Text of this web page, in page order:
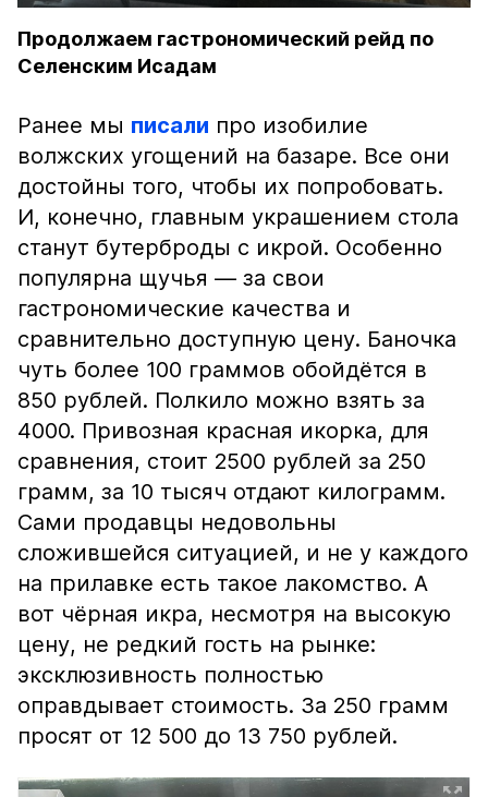
Продолжаем гастрономический рейд по
Селенским Исадам
Ранее мы писали про изобилие
волжских угощений на базаре. Все они
достойны того, чтобы их попробовать.
И, конечно, главным украшением стола
станут бутерброды с икрой. Особенно
популярна щучья — за свои
гастрономические качества и
сравнительно доступную цену. Баночка
чуть более 100 граммов обойдётся в
850 рублей. Полкило можно взять за
4000. Привозная красная икорка, для
сравнения, стоит 2500 рублей за 250
грамм, за 10 тысяч отдают килограмм.
Сами продавцы недовольны
сложившейся ситуацией, и не у каждого
на прилавке есть такое лакомство. А
вот чёрная икра, несмотря на высокую
цену, не редкий гость на рынке:
эксклюзивность полностью
оправдывает стоимость. За 250 грамм
просят от 12 500 до 13 750 рублей.